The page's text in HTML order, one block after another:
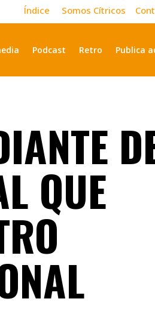
Índice Somos Cítricos
Podcast Retro Publica
QUE